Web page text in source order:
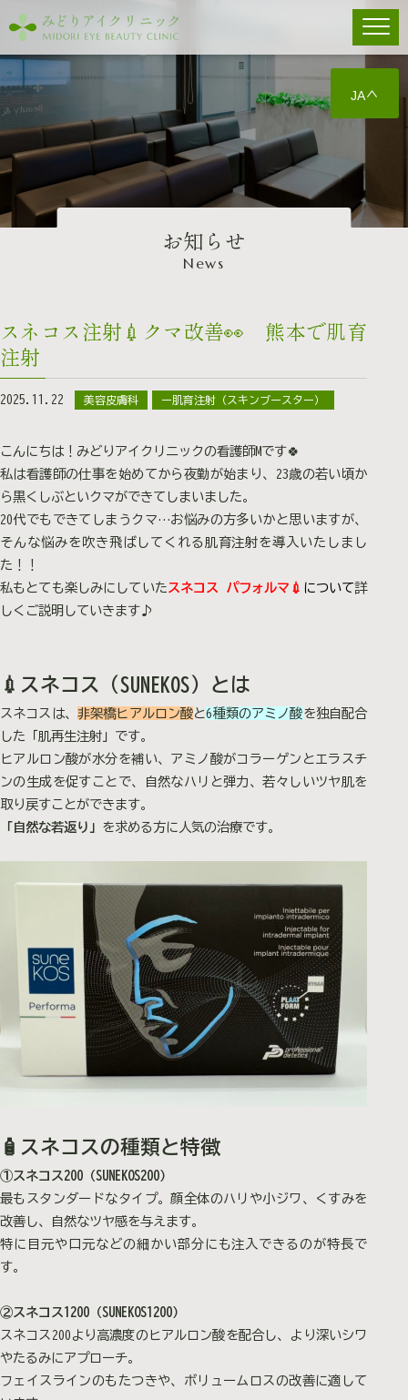
お知らせ
News
スネコス注射💉クマ改善👀 熊本で肌育
注射
2025.11.22 美容皮膚科 ー肌育注射（スキンブースター）
こんにちは！みどりアイクリニックの看護師Mです🍀
私は看護師の仕事を始めてから夜勤が始まり、23歳の若い頃か
ら黒くしぶといクマができてしまいました。
20代でもできてしまうクマ…お悩みの方多いかと思いますが、
そんな悩みを吹き飛ばしてくれる肌育注射を導入いたしまし
た！！
私もとても楽しみにしていたスネコス パフォルマ💉 について詳
しくご説明していきます♪
💉スネコス（SUNEKOS）とは
スネコスは、 非架橋ヒアルロン酸と6種類のアミノ酸を独自配合
した「肌再生注射」です。
ヒアルロン酸が水分を補い、アミノ酸がコラーゲンとエラスチ
ンの生成を促すことで、自然なハリと弾力、若々しいツヤ肌を
取り戻すことができます。
「自然な若返り」 を求める方に人気の治療です。
🧴スネコスの種類と特徴
①スネコス200（SUNEKOS200）
最もスタンダードなタイプ。顔全体のハリや小ジワ、くすみを
改善し、自然なツヤ感を与えます。
特に目元や口元などの細かい部分にも注入できるのが特長で
す。
②スネコス1200（SUNEKOS1200）
スネコス200より高濃度のヒアルロン酸を配合し、より深いシワ
やたるみにアプローチ。
フェイスラインのもたつきや、ボリュームロスの改善に適して
JA